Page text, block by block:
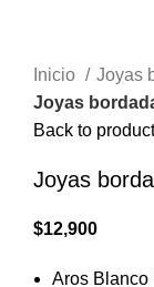
Inicio Joyas
Joyas
Back to
Joyas
$12,900
Aros Blanco